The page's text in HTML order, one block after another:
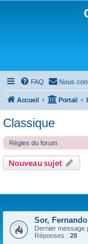
FAQ Nous
Accueil Portail
Classique
Règles du forum
Nouveau sujet
Sor,
Dernier message
Réponses : 28